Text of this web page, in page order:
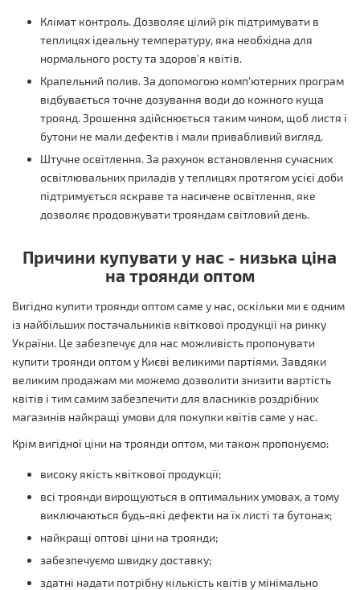
Клімат контроль. Дозволяє цілий рік підтримувати в
теплицях ідеальну температуру, яка необхідна для
нормального росту та здоров'я квітів.
Крапельний полив. За допомогою комп'ютерних програм
відбувається точне дозування води до кожного куща
троянд. Зрошення здійснюється таким чином, щоб листя і
бутони не мали дефектів і мали привабливий вигляд.
Штучне освітлення. За рахунок встановлення сучасних
освітлювальних приладів у теплицях протягом усієї доби
підтримується яскраве та насичене освітлення, яке
дозволяє продовжувати трояндам світловий день.
Причини купувати у нас - низька ціна
на троянди оптом
Вигідно купити троянди оптом саме у нас, оскільки ми є одним
із найбільших постачальників квіткової продукції на ринку
України. Це забезпечує для нас можливість пропонувати
купити троянди оптом у Києві великими партіями. Завдяки
великим продажам ми можемо дозволити знизити вартість
квітів і тим самим забезпечити для власників роздрібних
магазинів найкращі умови для покупки квітів саме у нас.
Крім вигідної ціни на троянди оптом, ми також пропонуємо:
високу якість квіткової продукції;
всі троянди вирощуються в оптимальних умовах, а тому
виключаються будь-які дефекти на їх листі та бутонах;
найкращі оптові ціни на троянди;
забезпечуємо швидку доставку;
здатні надати потрібну кількість квітів у мінімально